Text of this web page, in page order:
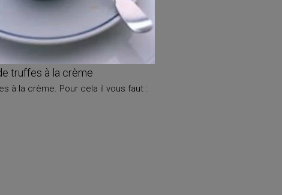
truffes à la crème
à la crème. Pour cela il vous faut :